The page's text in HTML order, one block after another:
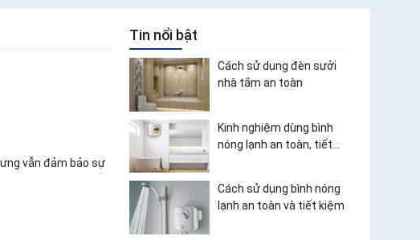
vẫn đảm bảo sự
Tin nổi bật
Cách sử dụng đèn sưởi
nhà tắm an toàn
Kinh nghiệm dùng bình
nóng lạnh an toàn, tiết
Cách sử dụng bình nóng
lạnh an toàn và tiết kiệm